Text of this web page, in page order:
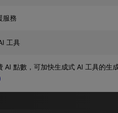
服務
工具
AI 點數，可加快生成式 AI 工具的生成